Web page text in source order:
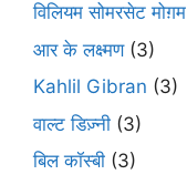
विलियम सोमरसेट मोग़म
आर के लक्ष्मण(3)
Kahlil Gibran (3)
वाल्ट डिज़्नी (3)
बिल कॉस्बी (3)